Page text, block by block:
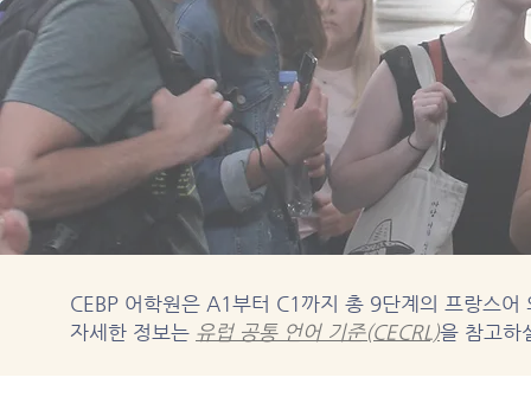
CEBP 어학원은 A1부터 C1까지 총 9단계의 프랑스
자세한 정보는 유럽 공통 언어 기준(CECRL)을 참고하